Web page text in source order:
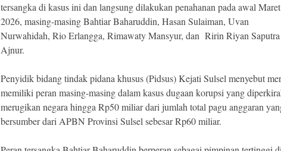
tersangka di kasus ini dan langsung dilakukan penahanan pada awal Maret
2026, masing-masing Bahtiar Baharuddin, Hasan Sulaiman, Uvan
Nurwahidah, Rio Erlangga, Rimawaty Mansyur, dan Ririn Riyan Saputra
Ajnur.
Penyidik bidang tindak pidana khusus (Pidsus) Kejati Sulsel menyebut
memiliki peran masing-masing dalam kasus dugaan korupsi yang
merugikan negara hingga Rp50 miliar dari jumlah total pagu anggaran
bersumber dari APBN Provinsi Sulsel sebesar Rp60 miliar.